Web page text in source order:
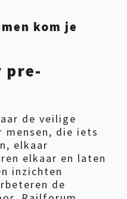
kom je
pre-
de veilige
mensen, die iets
elkaar
elkaar en laten
inzichten
de